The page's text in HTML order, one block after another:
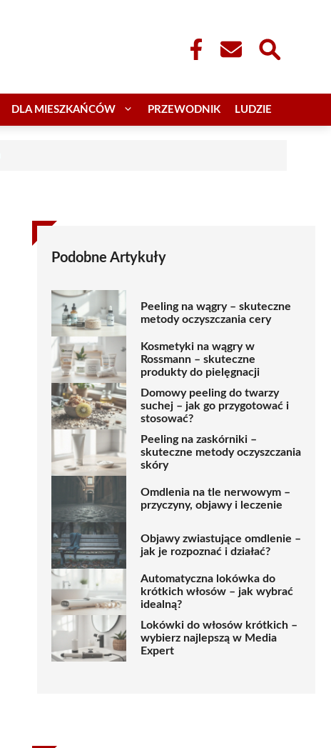
DLA MIESZKAŃCÓW PRZEWODNIK LUDZIE
Podobne Artykuły
Peeling na wągry – skuteczne
metody oczyszczania cery
Kosmetyki na wągry w
Rossmann – skuteczne
produkty do pielęgnacji
Domowy peeling do twarzy
suchej – jak go przygotować i
stosować?
Peeling na zaskórniki –
skuteczne metody oczyszczania
skóry
Omdlenia na tle nerwowym –
przyczyny, objawy i leczenie
Objawy zwiastujące omdlenie –
jak je rozpoznać i działać?
Automatyczna lokówka do
krótkich włosów – jak wybrać
idealną?
Lokówki do włosów krótkich –
wybierz najlepszą w Media
Expert